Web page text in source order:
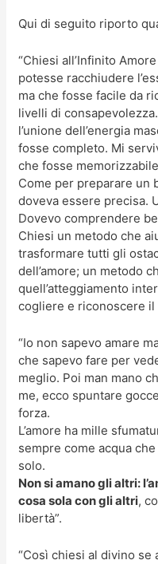
Qui di seguito riporto
“Chiesi all’Infinito Amore
potesse racchiudere
ma che fosse facile da
livelli di
l’unione dell’energia
fosse completo. Mi
che fosse
Come per preparare un
doveva essere precisa.
Dovevo comprendere
Chiesi un metodo che
trasformare tutti gli
dell’amore; un metodo
quell’atteggiamento
cogliere e riconoscere il
“Io non sapevo amare
che sapevo fare per
meglio. Poi man mano
me, ecco spuntare
forza.
L’amore ha mille
sempre come acqua
solo.
Non si amano gli altri:
cosa sola con gli altri,
libertà”.
“Così chiesi al divino se